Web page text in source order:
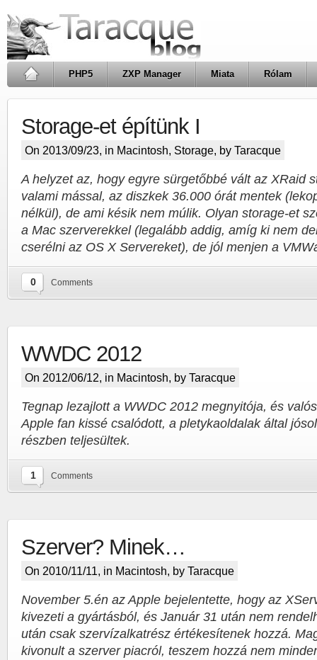
PHP5 ZXP Manager Miata Rólam
Storage-et építünk I
On 2013/09/23, in Macintosh, Storage, by Taracque
A helyzet az, hogy egyre sürgetőbbé vált az XRaid
valami mással, az diszkek 36.000 órát mentek
nélkül), de ami késik nem múlik. Olyan storage-et
a Mac szerverekkel (legalább addig, amíg ki nem
cserélni az OS X Servereket), de jól menjen a
0 Comments
WWDC 2012
On 2012/06/12, in Macintosh, by Taracque
Tegnap lezajlott a WWDC 2012 megnyitója, és
Apple fan kissé csalódott, a pletykaoldalak által
részben teljesültek.
1 Comments
Szerver? Minek…
On 2010/11/11, in Macintosh, by Taracque
November 5.én az Apple bejelentette, hogy az
kivezeti a gyártásból, és Január 31 után nem
után csak szervízalkatrész értékesítenek hozzá.
kivonult a szerver piacról, teszem hozzá nem